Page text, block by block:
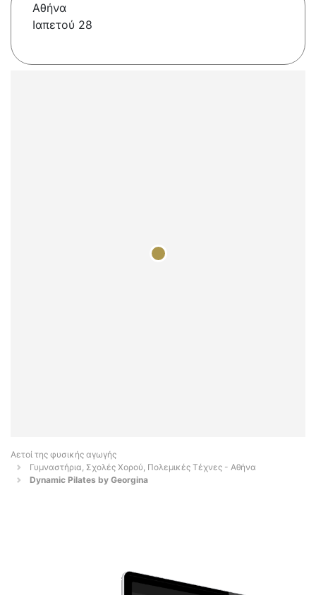
Αθήνα
Ιαπετού 28
Αετοί της φυσικής αγωγής
Γυμναστήρια, Σχολές Χορού, Πολεμικές Τέχνες - Αθήνα
Dynamic Pilates by Georgina